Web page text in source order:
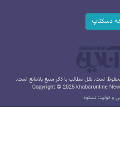
دسکتاپ
است. نقل مطالب با ذکر منبع بلامانع است.
Copyright © 2025 khabaronline
و تولید: نستوه